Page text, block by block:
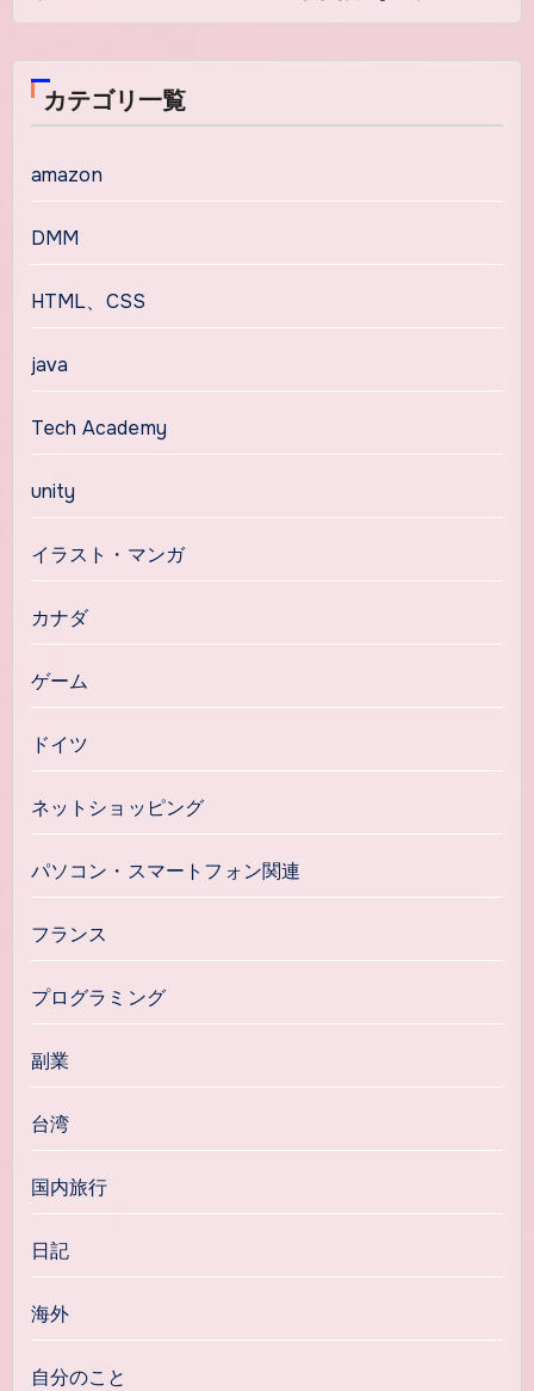
カテゴリ一覧
amazon
DMM
HTML、CSS
java
Tech Academy
unity
イラスト・マンガ
カナダ
ゲーム
ドイツ
ネットショッピング
パソコン・スマートフォン関連
フランス
プログラミング
副業
台湾
国内旅行
日記
海外
自分のこと